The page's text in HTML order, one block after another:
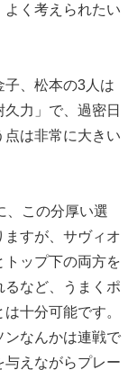
く考えられたい
、松本の3人は
力」で、過密日
は非常に大きい
この分厚い選
すが、サヴィオ
トップ下の両方を
るなど、うまくポ
十分可能です。
ンなんかは連戦で
えながらプレー